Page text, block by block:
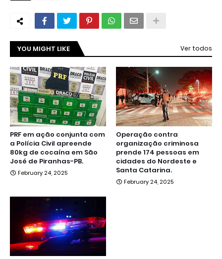
YOU MIGHT LIKE Ver todos
PRF em ação conjunta com
a Polícia Civil apreende
80kg de cocaína em São
José de Piranhas-PB.
February 24, 2025
Operação contra
organização criminosa
prende 174 pessoas em
cidades do Nordeste e
Santa Catarina.
February 24, 2025